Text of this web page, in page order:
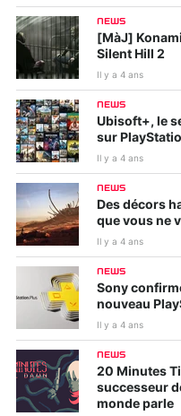
NEWS
[MàJ]
Silent Hill 2
Il y a 4 ans
NEWS
Ubisoft+, le
sur
Il y a 4 ans
NEWS
Des décors
que vous ne
Il y a 4 ans
NEWS
Sony
nouveau
Il y a 4 ans
NEWS
20 Minutes
successeur
monde parle